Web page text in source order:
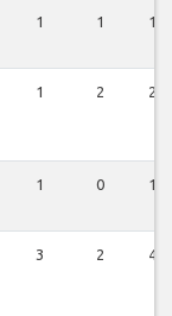
1 1 1
1 2 2
1 0 1
3 2 4